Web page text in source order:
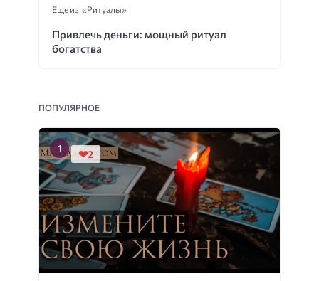
Еще из «Ритуалы»
Привлечь деньги: мощный ритуал
богатства
ПОПУЛЯРНОЕ
2